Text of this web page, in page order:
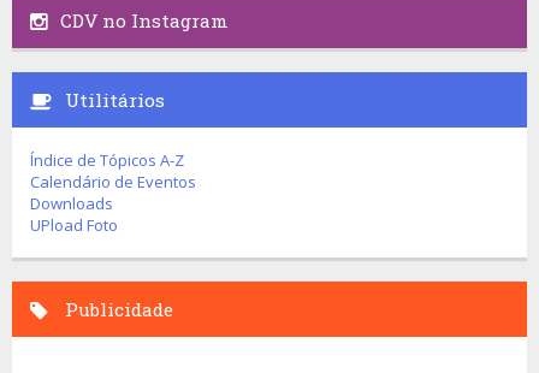
CDV no Instagram
Utilitários
Índice de Tópicos A-Z
Calendário de Eventos
Downloads
UPload Foto
Publicidade